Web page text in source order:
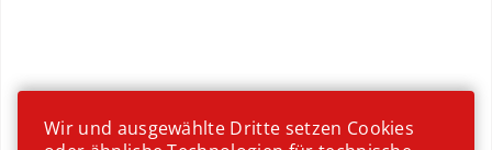
Wir und ausgewählte Dritte setzen Cookies